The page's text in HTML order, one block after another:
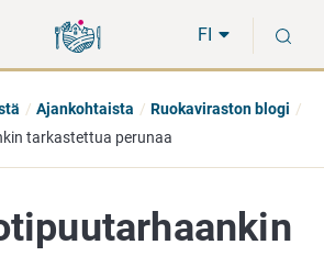
suoraan
sisältöön
koko
sivuston
FI
Ajankohtaista
Ruokaviraston blogi
tarkastettua perunaa